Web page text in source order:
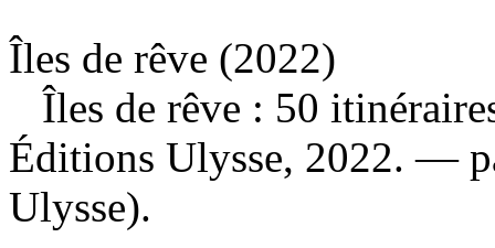
Îles de rêve (2022)
Îles de rêve : 50
Éditions Ulysse, 2022. —
Ulysse).